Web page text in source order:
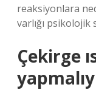
reaksiyonlara
varlığı
Çekirge